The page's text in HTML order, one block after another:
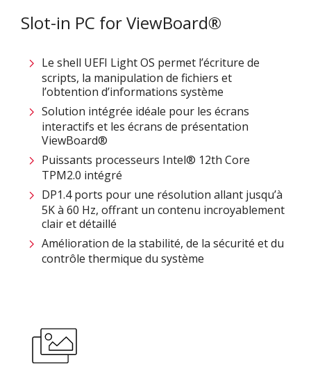
Slot-in PC for ViewBoard®
Le shell UEFI Light OS permet l’écriture de
scripts, la manipulation de fichiers et
l’obtention d’informations système
Solution intégrée idéale pour les écrans
interactifs et les écrans de présentation
ViewBoard®
Puissants processeurs Intel® 12th Core
TPM2.0 intégré
DP1.4 ports pour une résolution allant jusqu’à
5K à 60 Hz, offrant un contenu incroyablement
clair et détaillé
Amélioration de la stabilité, de la sécurité et du
contrôle thermique du système